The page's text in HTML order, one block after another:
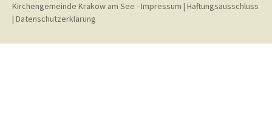
Kirchengemeinde Krakow am See -Impressum | Haftungsausschluss
| Datenschutzerklärung